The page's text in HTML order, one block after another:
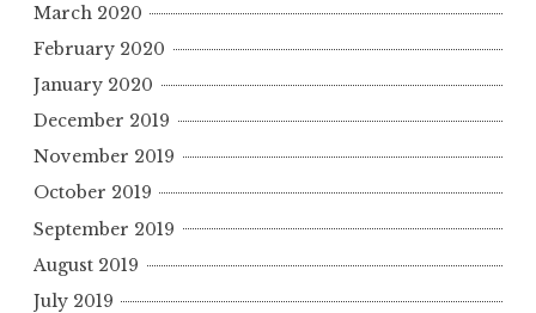
March 2020
February 2020
January 2020
December 2019
November 2019
October 2019
September 2019
August 2019
July 2019